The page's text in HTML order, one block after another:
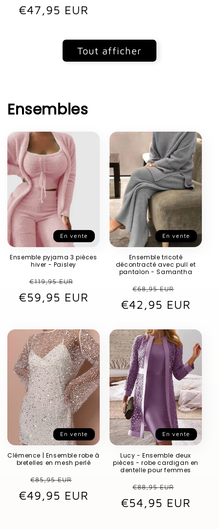
habituelpromotionnel
€47,95 EUR
Tout afficher
Ensembles
En vente
Ensemble pyjama 3 pièces
hiver - Paisley
Prix
habituel
€119,95 EUR
promotionnel
€59,95 EUR
En vente
Ensemble tricoté
décontracté avec pull et
pantalon - Samantha
Prix
habituel
€68,95 EUR
€42,95 EUR
En vente
Clémence | Ensemble robe à
bretelles en mesh perlé
Prix
habituel
€85,95 EUR
promotionnel
€49,95 EUR
En vente
Lucy - Ensemble deux
pièces - robe cardigan en
dentelle pour femmes
Prix
habituel
€88,95 EUR
€54,95 EUR